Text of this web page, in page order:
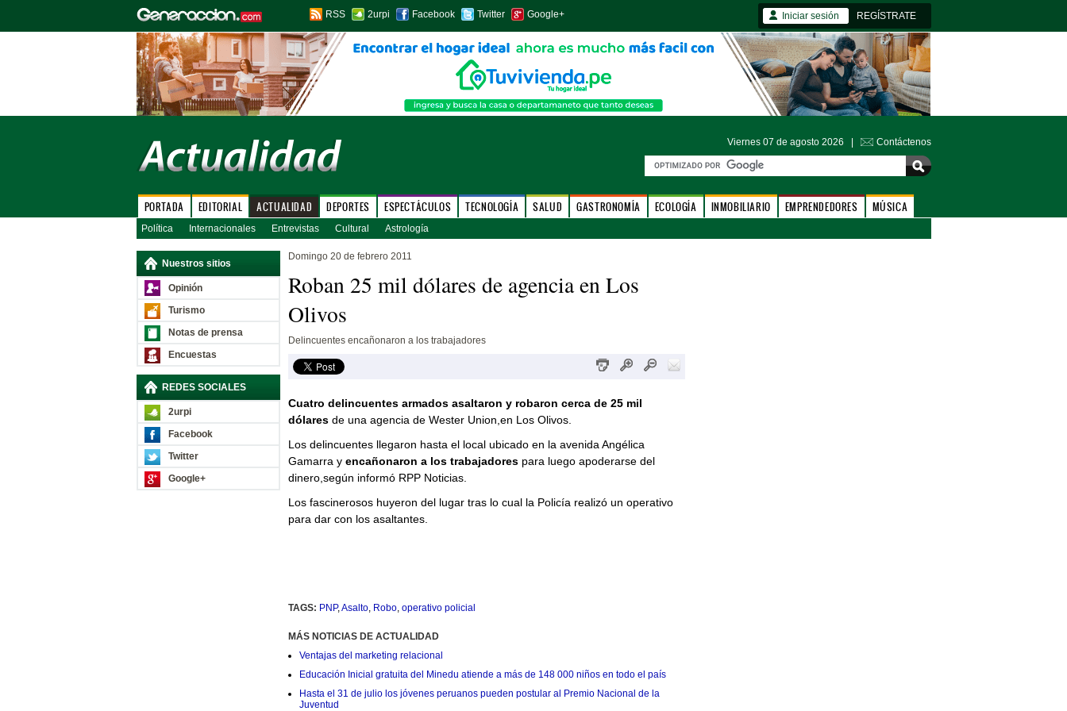
RSS 2urpi Facebook Twitter Google+ Iniciar sesión REGÍSTRATE
Viernes 07 de agosto 2026 | Contáctenos
PORTADA EDITORIAL ACTUALIDAD DEPORTES ESPECTÁCULOS TECNOLOGÍA SALUD GASTRONOMÍA ECOLOGÍA INMOBILIARIO EMPRENDEDORES MÚSICA
Política Internacionales Entrevistas Cultural Astrología
Nuestros sitios
Opinión
Turismo
Notas de prensa
Encuestas
REDES SOCIALES
2urpi
Facebook
Twitter
Google+
Domingo 20 de febrero 2011
Roban 25 mil dólares de agencia en Los
Olivos
Delincuentes encañonaron a los trabajadores
Cuatro delincuentes armados asaltaron y robaron cerca de 25 mil
dólaresde una agencia de Wester Union,en Los Olivos.
Los delincuentes llegaron hasta el local ubicado en la avenida Angélica
Gamarra y encañonaron a los trabajadorespara luego apoderarse del
dinero,según informó RPP Noticias.
Los fascinerosos huyeron del lugar tras lo cual la Policía realizó un operativo
para dar con los asaltantes.
TAGS: PNP,Asalto, Robo, operativo policial
MÁS NOTICIAS DE ACTUALIDAD
Ventajas del marketing relacional
Educación Inicial gratuita del Minedu atiende a más de 148 000 niños en todo el país
Hasta el 31 de julio los jóvenes peruanos pueden postular al Premio Nacional de la
Juventud